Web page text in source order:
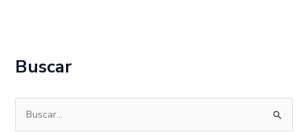
Buscar